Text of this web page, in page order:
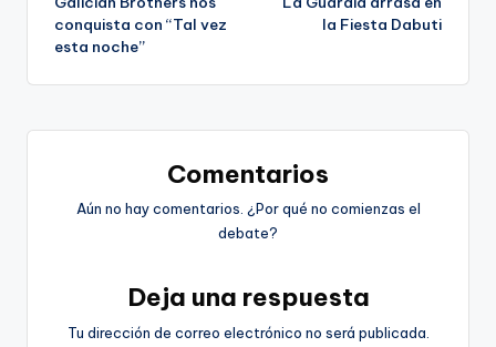
de
entradas
conquista con “Tal vez
esta noche”
la Fiesta Dabuti
Comentarios
Aún no hay comentarios. ¿Por qué no comienzas el
debate?
Deja una respuesta
Tu dirección de correo electrónico no será publicada.